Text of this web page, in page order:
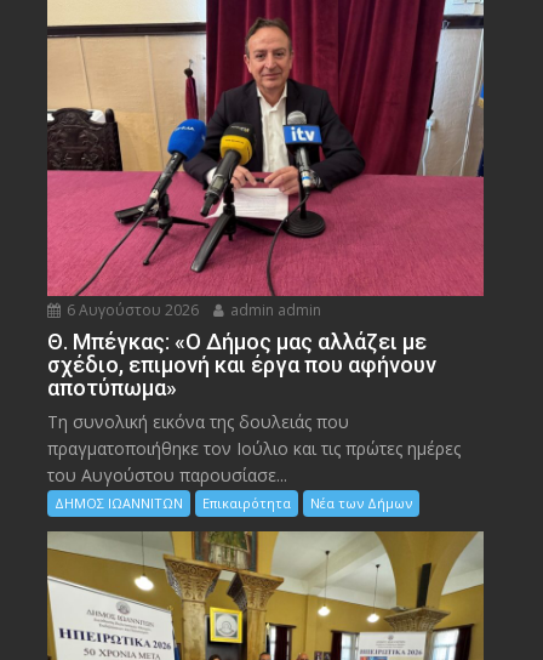
6 Αυγούστου 2026 admin admin
Θ. Μπέγκας: «Ο Δήμος μας αλλάζει με
σχέδιο, επιμονή και έργα που αφήνουν
αποτύπωμα»
Τη συνολική εικόνα της δουλειάς που
πραγματοποιήθηκε τον Ιούλιο και τις πρώτες ημέρες
του Αυγούστου παρουσίασε...
ΔΗΜΟΣ ΙΩΑΝΝΙΤΩΝ Επικαιρότητα Νέα των Δήμων